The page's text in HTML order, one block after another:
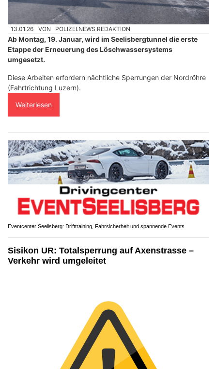
13.01.26 VON POLIZEI.NEWS REDAKTION
Ab Montag, 19. Januar, wird im Seelisbergtunnel die erste
Etappe der Erneuerung des Löschwassersystems
umgesetzt.
Diese Arbeiten erfordern nächtliche Sperrungen der Nordröhre
(Fahrtrichtung Luzern).
Weiterlesen
Eventcenter Seelisberg: Drifttraining, Fahrsicherheit und spannende Events
Sisikon UR: Totalsperrung auf Axenstrasse –
Verkehr wird umgeleitet